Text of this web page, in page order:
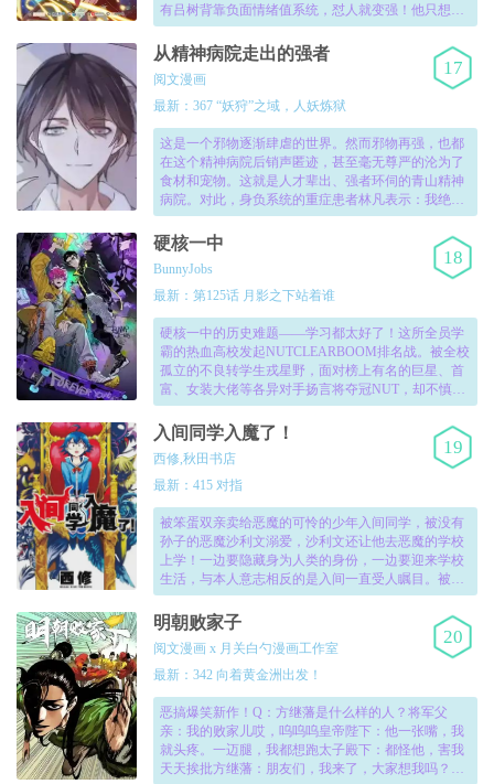
有吕树背靠负面情绪值系统，怼人就变强！他只想保
护妹妹，但时代洪流无可避，那只好……顺便怼怼
人，成为最强！准备好了吗，吕树“大魔王”来喽~！
从精神病院走出的强者
阅文漫画
最新：367 “妖狩”之域，人妖炼狱
17
这是一个邪物逐渐肆虐的世界。然而邪物再强，也都
在这个精神病院后销声匿迹，甚至毫无尊严的沦为了
食材和宠物。这就是人才辈出、强者环伺的青山精神
病院。对此，身负系统的重症患者林凡表示：我绝对
不是精神病患者，我是一位喜欢修炼的正常人。平常
就是摸摸插座，爬爬高压箱，打雷天站在天台给老天
舞个棍法。！
硬核一中
BunnyJobs
最新：第125话 月影之下站着谁
18
硬核一中的历史难题——学习都太好了！这所全员学
霸的热血高校发起NUTCLEARBOOM排名战。被全校
孤立的不良转学生戎星野，面对榜上有名的巨星、首
富、女装大佬等各异对手扬言将夺冠NUT，却不慎触
犯禁战令，被迫与对手拷在一起手拉手生活！然而从
转学开始的一切竟是圈套…！
入间同学入魔了！
西修,秋田书店
最新：415 对指
19
被笨蛋双亲卖给恶魔的可怜的少年入间同学，被没有
孙子的恶魔沙利文溺爱，沙利文还让他去恶魔的学校
上学！一边要隐藏身为人类的身份，一边要迎来学校
生活，与本人意志相反的是入间一直受人瞩目。被各
种各样的麻烦找上门来，入间却以老实、坚强的性
格，在并非有意的情况下不断提高了自己在学园内的
地位……《入间同学入魔了！》是一部类型为搞笑|校
园|奇幻的高人气日漫漫画,入间同学入魔了！漫画免费
完整版由网友上传完整版免费阅！
明朝败家子
阅文漫画 x 月关白勺漫画工作室
最新：342 向着黄金洲出发！
20
恶搞爆笑新作！Q：方继藩是什么样的人？将军父
亲：我的败家儿哎，呜呜呜皇帝陛下：他一张嘴，我
就头疼。一迈腿，我都想跑太子殿下：都怪他，害我
天天挨批方继藩：朋友们，我来了，大家想我吗？将